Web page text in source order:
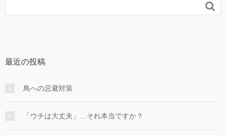

最近の投稿
鳥への忌避対策
「ウチは大丈夫」…それ本当ですか？